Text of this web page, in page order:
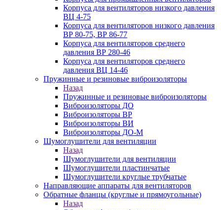
Корпуса для вентиляторов низкого давления
ВЦ 4-75
Корпуса для вентиляторов низкого давления
ВР 80-75, ВР 86-77
Корпуса для вентиляторов среднего
давления ВР 280-46
Корпуса для вентиляторов среднего
давления ВЦ 14-46
Пружинные и резиновые виброизоляторы
Назад
Пружинные и резиновые виброизоляторы
Виброизоляторы ДО
Виброизоляторы ВР
Виброизоляторы ВИ
Виброизоляторы ДО-М
Шумоглушители для вентиляции
Назад
Шумоглушители для вентиляции
Шумоглушители пластинчатые
Шумоглушители круглые трубчатые
Направляющие аппараты для вентиляторов
Обратные фланцы (круглые и прямоугольные)
Назад